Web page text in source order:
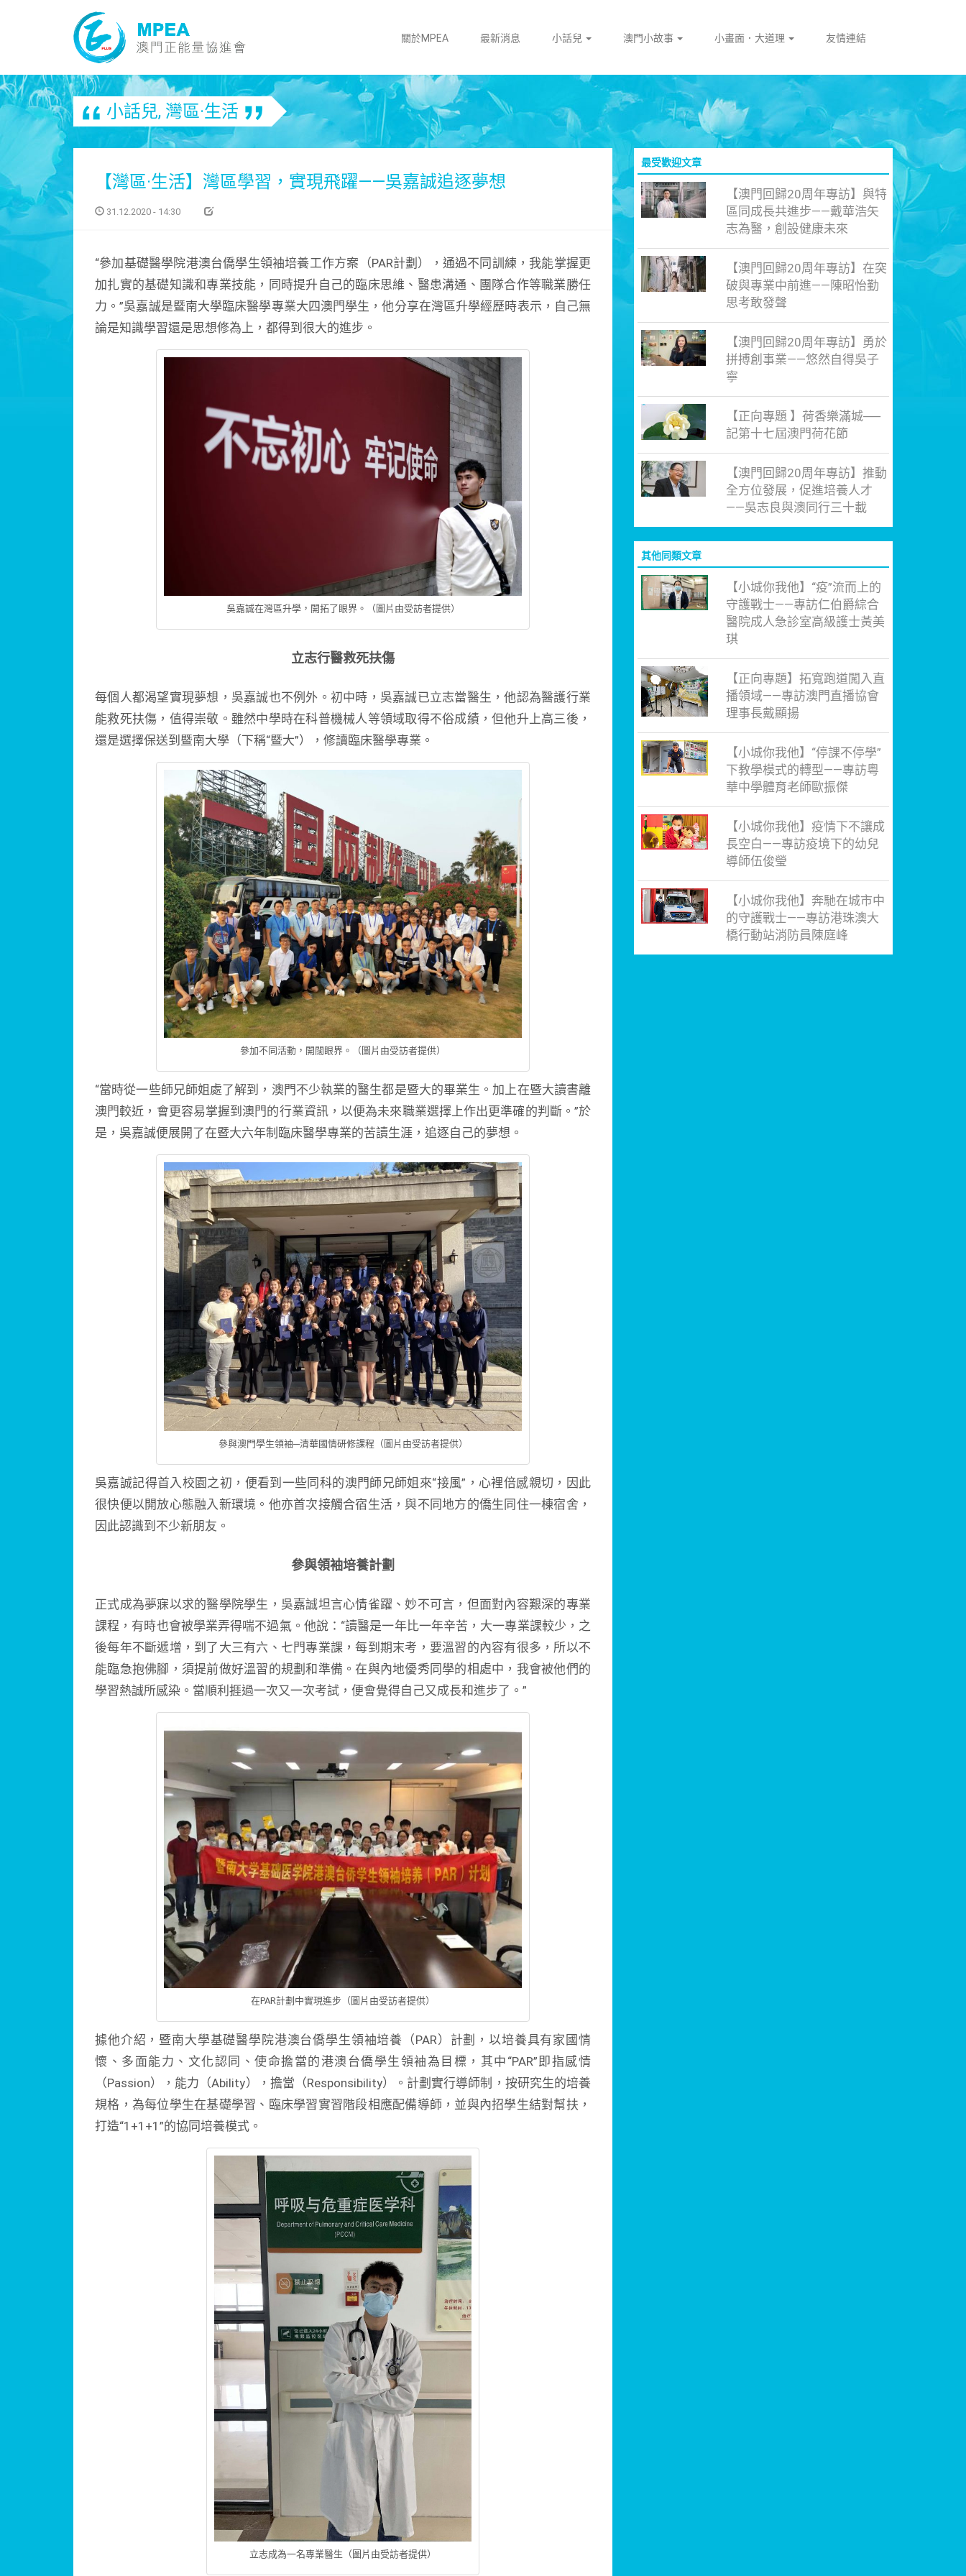
關於MPEA 最新消息 小話兒 澳門小故事 小畫面．大道理 友情連結
小話兒, 灣區·生活
【灣區·生活】灣區學習，實現飛躍——吳嘉誠追逐夢想
31.12.2020 - 14:30
“參加基礎醫學院港澳台僑學生領袖培養工作方案（PAR計劃），通過不同訓練，我能掌握更
加扎實的基礎知識和專業技能，同時提升自己的臨床思維、醫患溝通、團隊合作等職業勝任
力。”吳嘉誠是暨南大學臨床醫學專業大四澳門學生，他分享在灣區升學經歷時表示，自己無
論是知識學習還是思想修為上，都得到很大的進步。
吳嘉誠在灣區升學，開拓了眼界。（圖片由受訪者提供）
立志行醫救死扶傷
每個人都渴望實現夢想，吳嘉誠也不例外。初中時，吳嘉誠已立志當醫生，他認為醫護行業
能救死扶傷，值得崇敬。雖然中學時在科普機械人等領域取得不俗成績，但他升上高三後，
還是選擇保送到暨南大學（下稱“暨大”），修讀臨床醫學專業。
參加不同活動，開闊眼界。（圖片由受訪者提供）
“當時從一些師兄師姐處了解到，澳門不少執業的醫生都是暨大的畢業生。加上在暨大讀書離
澳門較近，會更容易掌握到澳門的行業資訊，以便為未來職業選擇上作出更準確的判斷。”於
是，吳嘉誠便展開了在暨大六年制臨床醫學專業的苦讀生涯，追逐自己的夢想。
參與澳門學生領袖─清華國情研修課程（圖片由受訪者提供）
吳嘉誠記得首入校園之初，便看到一些同科的澳門師兄師姐來“接風”，心裡倍感親切，因此
很快便以開放心態融入新環境。他亦首次接觸合宿生活，與不同地方的僑生同住一棟宿舍，
因此認識到不少新朋友。
參與領袖培養計劃
正式成為夢寐以求的醫學院學生，吳嘉誠坦言心情雀躍、妙不可言，但面對內容艱深的專業
課程，有時也會被學業弄得喘不過氣。他說：“讀醫是一年比一年辛苦，大一專業課較少，之
後每年不斷遞增，到了大三有六、七門專業課，每到期末考，要溫習的內容有很多，所以不
能臨急抱佛腳，須提前做好溫習的規劃和準備。在與內地優秀同學的相處中，我會被他們的
學習熱誠所感染。當順利捱過一次又一次考試，便會覺得自己又成長和進步了。”
在PAR計劃中實現進步（圖片由受訪者提供）
據他介紹，暨南大學基礎醫學院港澳台僑學生領袖培養（PAR）計劃，以培養具有家國情
懷、多面能力、文化認同、使命擔當的港澳台僑學生領袖為目標，其中“PAR”即指感情
（Passion），能力（Ability），擔當（Responsibility）。計劃實行導師制，按研究生的培養
規格，為每位學生在基礎學習、臨床學習實習階段相應配備導師，並與內招學生結對幫扶，
打造“1+1+1”的協同培養模式。
立志成為一名專業醫生（圖片由受訪者提供）
最受歡迎文章
【澳門回歸20周年專訪】與特
區同成長共進步——戴華浩矢
志為醫，創設健康未來
【澳門回歸20周年專訪】在突
破與專業中前進——陳昭怡勤
思考敢發聲
【澳門回歸20周年專訪】勇於
拼搏創事業——悠然自得吳子
寧
【正向專題 】荷香樂滿城──
記第十七屆澳門荷花節
【澳門回歸20周年專訪】推動
全方位發展，促進培養人才
——吳志良與澳同行三十載
其他同類文章
【小城你我他】“疫”流而上的
守護戰士——專訪仁伯爵綜合
醫院成人急診室高級護士黃美
琪
【正向專題】拓寬跑道闖入直
播領域——專訪澳門直播協會
理事長戴顯揚
【小城你我他】“停課不停學”
下教學模式的轉型——專訪粵
華中學體育老師歐振傑
【小城你我他】疫情下不讓成
長空白——專訪疫境下的幼兒
導師伍俊瑩
【小城你我他】奔馳在城市中
的守護戰士——專訪港珠澳大
橋行動站消防員陳庭峰